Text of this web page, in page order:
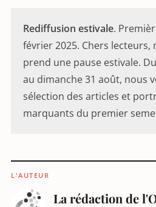
Rediffusion estivale.
février 2025. Chers
prend une pause estivale.
au dimanche 31 août, nous
sélection des articles et
marquants du premier
L'AUTEUR
La rédaction de